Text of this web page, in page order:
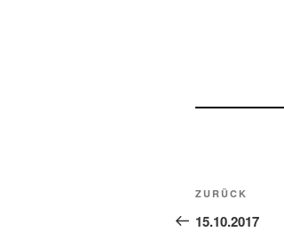
Vorheriger
Beitrag
ZURÜCK
15.10.2017